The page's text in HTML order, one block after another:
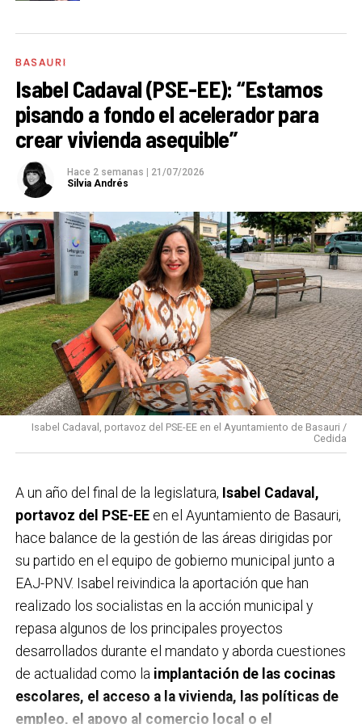
BASAURI
Isabel Cadaval (PSE-EE): “Estamos
pisando a fondo el acelerador para
crear vivienda asequible”
Hace 2 semanas
21/07/2026
Silvia Andrés
Isabel Cadaval, portavoz del PSE-EE en el Ayuntamiento de Basauri /
Cedida
A un año del final de la legislatura, Isabel Cadaval,
portavoz del PSE-EEen el Ayuntamiento de Basauri,
hace balance de la gestión de las áreas dirigidas por
su partido en el equipo de gobierno municipal junto a
EAJ-PNV. Isabel reivindica la aportación que han
realizado los socialistas en la acción municipal y
repasa algunos de los principales proyectos
desarrollados durante el mandato y aborda cuestiones
de actualidad como la implantación de las cocinas
escolares, el acceso a la vivienda, las políticas de
empleo, el apoyo al comercio local o el